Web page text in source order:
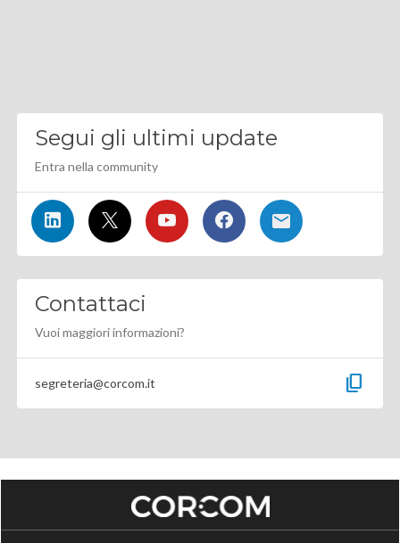
Segui gli ultimi update
Entra nella community
Contattaci
Vuoi maggiori informazioni?
segreteria@corcom.it content_copy